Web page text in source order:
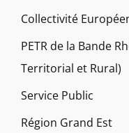
Collectivité
PETR de la Bande
Territorial et Rural)
Service Public
Région Grand Est